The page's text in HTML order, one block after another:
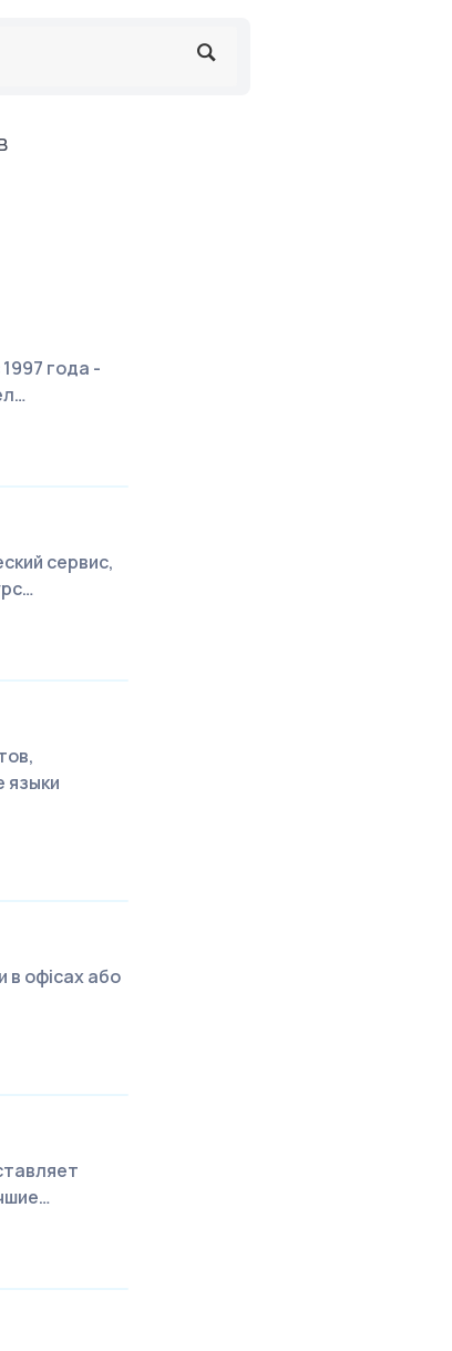
года -
сервис,
языки
в офісах або